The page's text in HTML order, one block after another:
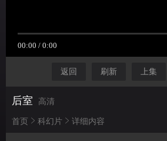
返回 刷新 上集
后室 高清
首页 科幻片 详细内容